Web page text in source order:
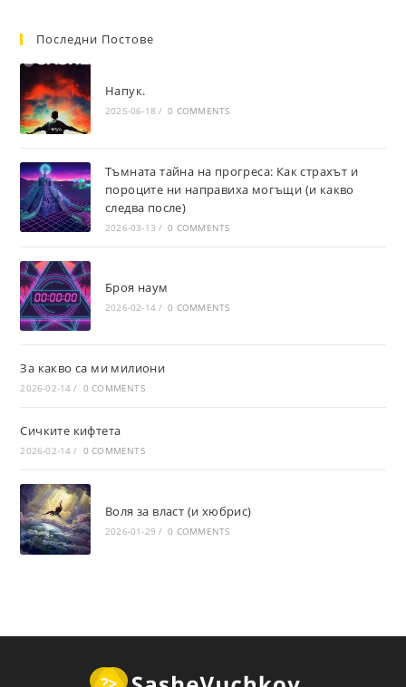
Последни Постове
Напук.
2025-06-18 / 0 COMMENTS
Тъмната тайна на прогреса: Как страхът и
пороците ни направиха могъщи (и какво
следва после)
2026-03-13 / 0 COMMENTS
Броя наум
2026-02-14 / 0 COMMENTS
За какво са ми милиони
2026-02-14 / 0 COMMENTS
Сичките кифтета
2026-02-14 / 0 COMMENTS
Воля за власт (и хюбрис)
2026-01-29 / 0 COMMENTS